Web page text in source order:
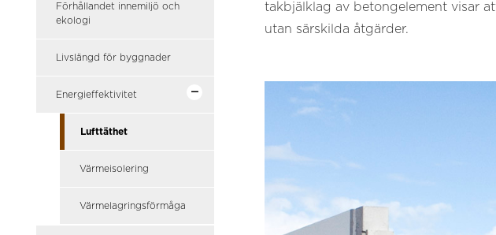
Förhållandet innemiljö och
ekologi
Livslängd för byggnader
Energieffektivitet
Lufttäthet
Värmeisolering
Värmelagringsförmåga
takbjälklag av betongelement visar
utan särskilda åtgärder.